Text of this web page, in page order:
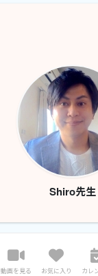
Shiro先生
動画を見る お気に入り カレ